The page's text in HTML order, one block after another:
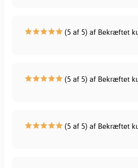
(5 af 5) af Bekræftet
(5 af 5) af Bekræftet
(5 af 5) af Bekræftet